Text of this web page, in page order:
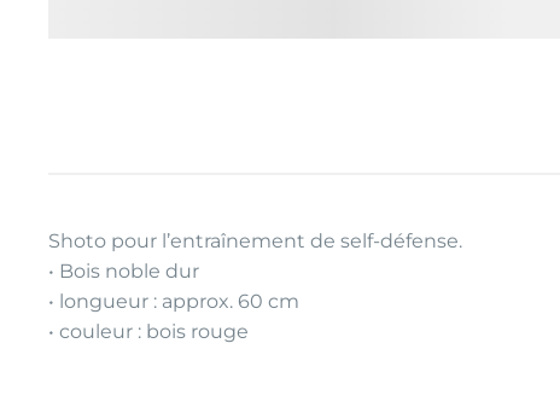
Shoto pour l’entraînement de self-défense.
• Bois noble dur
• longueur : approx. 60 cm
• couleur : bois rouge